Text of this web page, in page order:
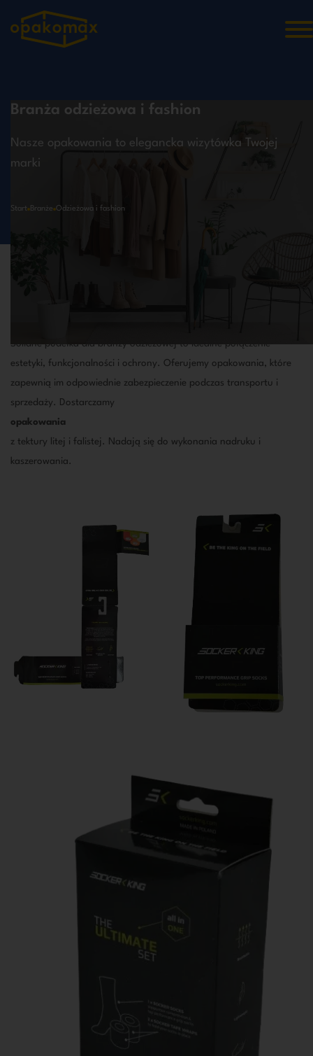
Branża odzieżowa i fashion
Nasze opakowania to elegancka wizytówka Twojej
marki
Start Branże Odzieżowa i fashion
Solidne pudełka dla branży odzieżowej to idealne połączenie
estetyki, funkcjonalności i ochrony. Oferujemy opakowania, które
zapewnią im odpowiednie zabezpieczenie podczas transportu i
sprzedaży. Dostarczamy
opakowania
z tektury litej i falistej. Nadają się do wykonania nadruku i
kaszerowania.